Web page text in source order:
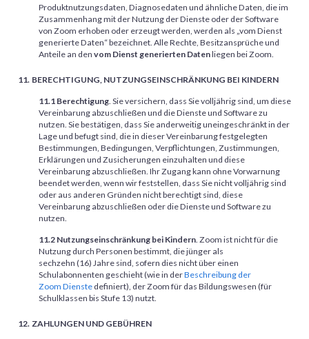
Produktnutzungsdaten, Diagnosedaten und ähnliche Daten, die im
Zusammenhang mit der Nutzung der Dienste oder der Software
von Zoom erhoben oder erzeugt werden, werden als „vom Dienst
generierte Daten“ bezeichnet. Alle Rechte, Besitzansprüche und
Anteile an den vom Dienst generierten Datenliegen bei Zoom.
BERECHTIGUNG, NUTZUNGSEINSCHRÄNKUNG BEI KINDERN
11.1 Berechtigung. Sie versichern, dass Sie volljährig sind, um diese
Vereinbarung abzuschließen und die Dienste und Software zu
nutzen. Sie bestätigen, dass Sie anderweitig uneingeschränkt in der
Lage und befugt sind, die in dieser Vereinbarung festgelegten
Bestimmungen, Bedingungen, Verpflichtungen, Zustimmungen,
Erklärungen und Zusicherungen einzuhalten und diese
Vereinbarung abzuschließen. Ihr Zugang kann ohne Vorwarnung
beendet werden, wenn wir feststellen, dass Sie nicht volljährig sind
oder aus anderen Gründen nicht berechtigt sind, diese
Vereinbarung abzuschließen oder die Dienste und Software zu
nutzen.
11.2 Nutzungseinschränkung bei Kindern. Zoom ist nicht für die
Nutzung durch Personen bestimmt, die jünger als
sechzehn (16) Jahre sind, sofern dies nicht über einen
Schulabonnenten geschieht (wie in derBeschreibung der
Zoom Dienstedefiniert), der Zoom für das Bildungswesen (für
Schulklassen bis Stufe 13) nutzt.
ZAHLUNGEN UND GEBÜHREN